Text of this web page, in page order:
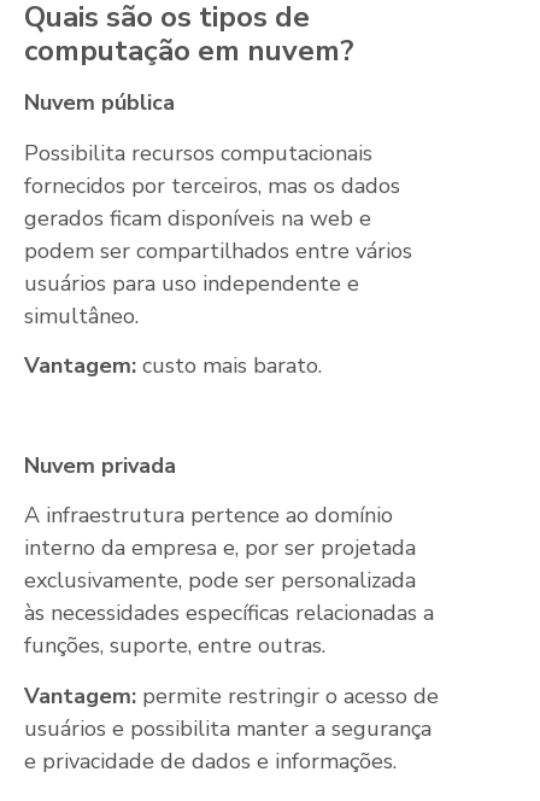
Quais são os tipos de
computação em nuvem?
Nuvem pública
Possibilita recursos computacionais
fornecidos por terceiros, mas os dados
gerados ficam disponíveis na web e
podem ser compartilhados entre vários
usuários para uso independente e
simultâneo.
Vantagem: custo mais barato.
Nuvem privada
A infraestrutura pertence ao domínio
interno da empresa e, por ser projetada
exclusivamente, pode ser personalizada
às necessidades específicas relacionadas a
funções, suporte, entre outras.
Vantagem: permite restringir o acesso de
usuários e possibilita manter a segurança
e privacidade de dados e informações.